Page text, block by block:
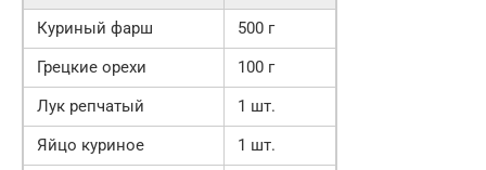
Куриный фарш
500 г
Грецкие орехи
100 г
Лук репчатый
1 шт.
Яйцо куриное
1 шт.